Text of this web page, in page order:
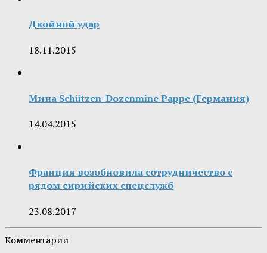
Двойной удар
18.11.2015
Мина Schützen-Dozenmine Pappe (Германия)
14.04.2015
Франция возобновила сотрудничество с
рядом сирийских спецслужб
23.08.2017
Комментарии